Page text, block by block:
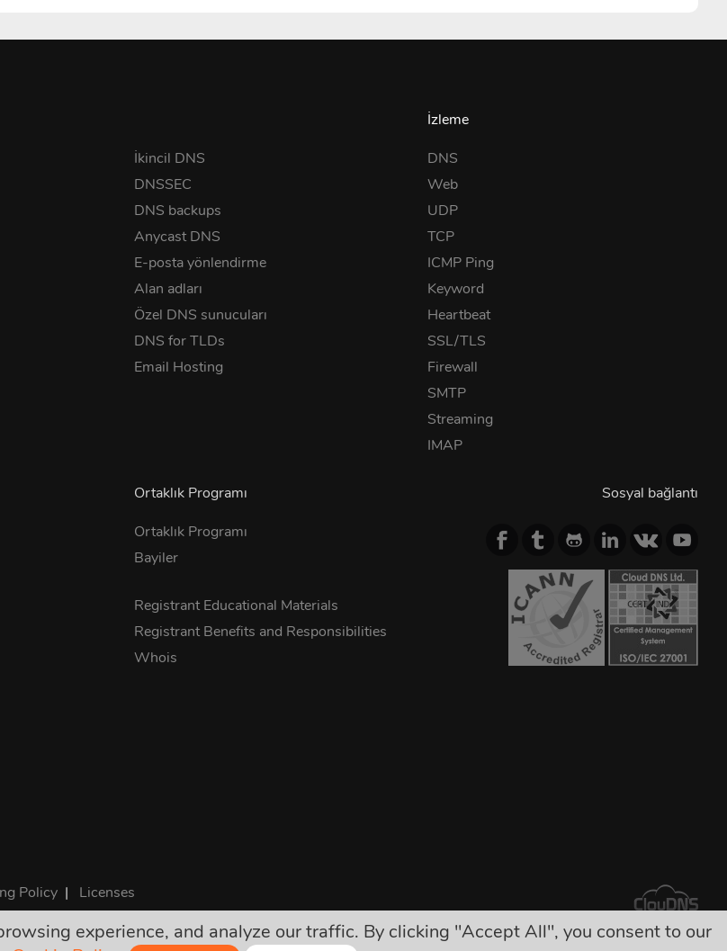
İkincil DNS
DNSSEC
DNS backups
Anycast DNS
E-posta yönlendirme
Alan adları
Özel DNS sunucuları
DNS for TLDs
Email Hosting
İzleme
DNS
Web
UDP
TCP
ICMP Ping
Keyword
Heartbeat
SSL/TLS
Firewall
SMTP
Streaming
IMAP
Ortaklık Programı
Ortaklık Programı
Bayiler
Registrant Educational Materials
Registrant Benefits and Responsibilities
Whois
Sosyal bağlantı
Policy | Licenses
ve gerekli tüm vergileri içerir. Başka gizli masraf yok!
experience, and analyze our traffic. By clicking "Accept All", you consent to our